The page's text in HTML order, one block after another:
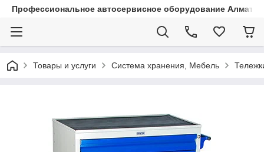
Профессиональное автосервисное оборудование Алматы
Товары и услуги Система хранения, Мебель